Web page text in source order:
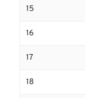
15
16
17
18